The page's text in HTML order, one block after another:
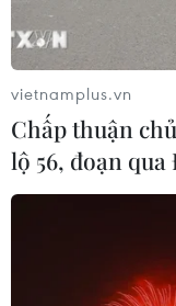
giữa Mỹ và
chiến thương
lĩnh vực công
công nghệ trong
Kể từ những
siêu cường về
Chính sự vượt
vietnamplus.vn
Chấp thuận
lộ 56, đoạn